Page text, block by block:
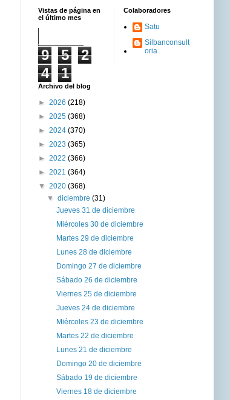
Vistas de página en
el último mes
9 5
2
4
1
Colaboradores
Satu
Silbanconsult
oria
Archivo del blog
► 2026 (218)
► 2025 (368)
► 2024 (370)
► 2023 (365)
► 2022 (366)
► 2021 (364)
▼ 2020 (368)
▼diciembre(31)
Jueves 31 de diciembre
Miércoles 30 de diciembre
Martes 29 de diciembre
Lunes 28 de diciembre
Domingo 27 de diciembre
Sábado 26 de diciembre
Viernes 25 de diciembre
Jueves 24 de diciembre
Miércoles 23 de diciembre
Martes 22 de diciembre
Lunes 21 de diciembre
Domingo 20 de diciembre
Sábado 19 de diciembre
Viernes 18 de diciembre